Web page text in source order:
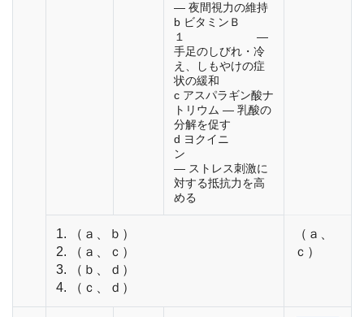
― 夜間視力の維持
b ビタミンＢ
１ ―
手足のしびれ・冷
え、しもやけの症
状の緩和
c アスパラギン酸ナ
トリウム ― 乳酸の
分解を促す
d ヨクイニ
ン
― ストレス刺激に
対する抵抗力を高
める
1. （ａ、ｂ）
2. （ａ、ｃ）
3. （ｂ、ｄ）
4. （ｃ、ｄ）
（ａ、
ｃ）